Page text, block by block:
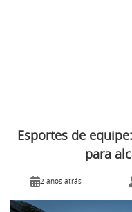
Esportes de
para
2 anos atrás